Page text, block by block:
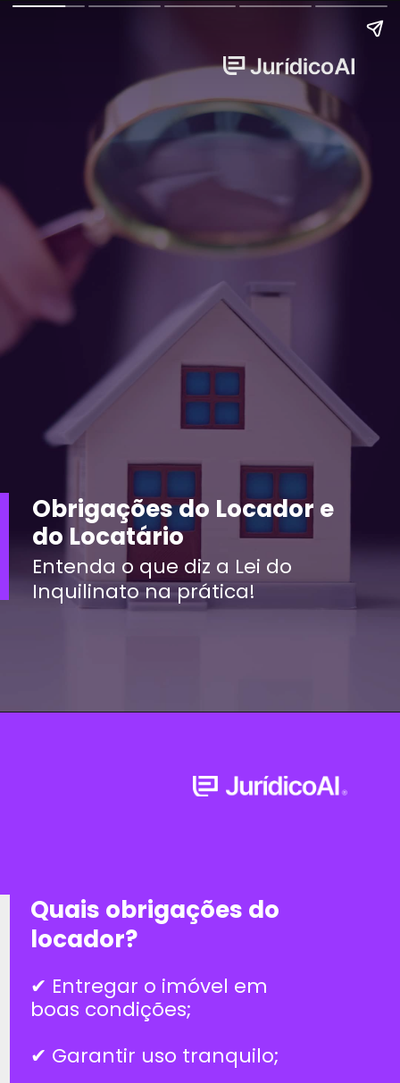
Entenda o que diz a Lei do
Inquilinato na prática!
Obrigações do Locador e
do Locatário
Quais obrigações do
locador?
✔ Entregar o imóvel em
boas condições;
✔ Garantir uso tranquilo;